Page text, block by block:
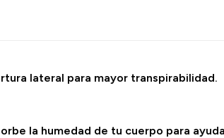
lateral para mayor transpirabilidad.
la humedad de tu cuerpo para